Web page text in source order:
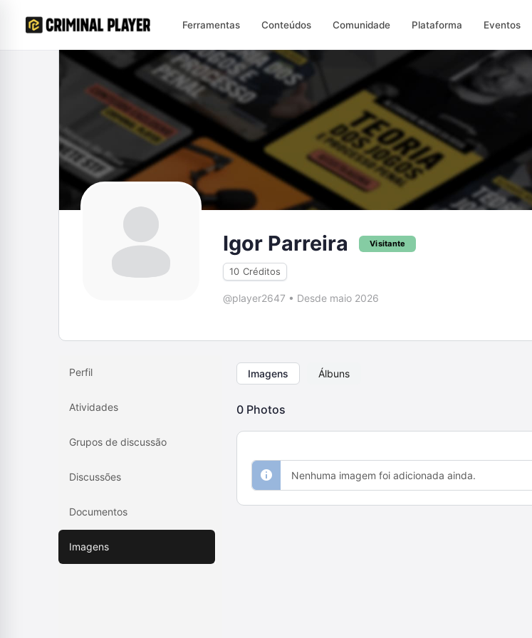
Ferramentas Conteúdos Comunidade Plataforma Eventos
Igor Parreira Visitante
10 Créditos
@player2647 • Desde maio 2026
Perfil
Atividades
Grupos de discussão
Discussões
Documentos
Imagens
Imagens Álbuns
0 Photos
Nenhuma imagem foi adicionada ainda.